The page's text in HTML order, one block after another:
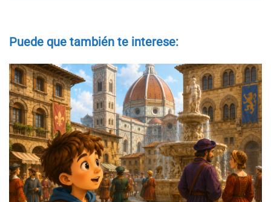
Puede que también te interese: